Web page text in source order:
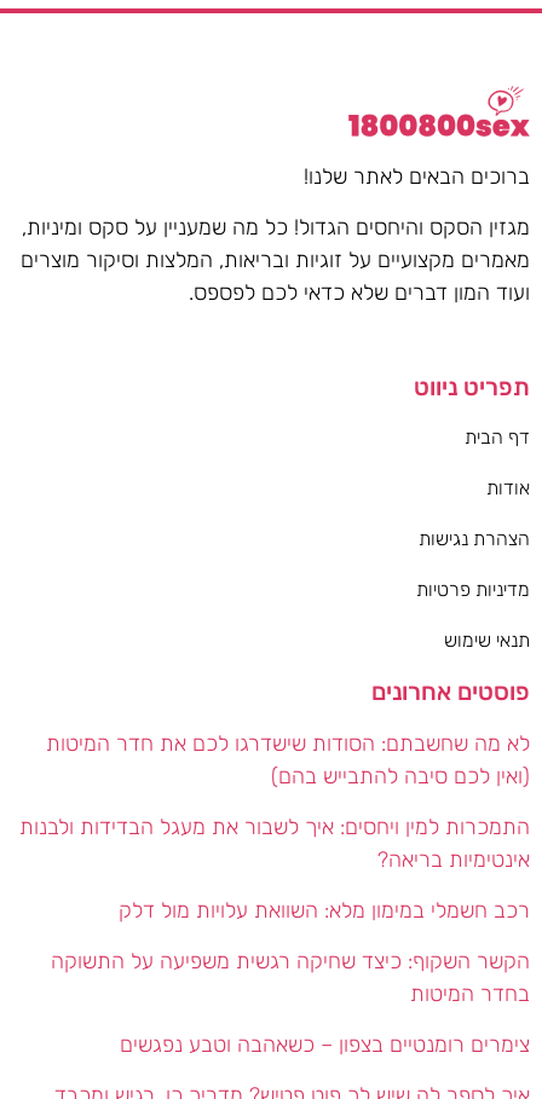
ברוכים הבאים לאתר שלנו!
מגזין הסקס והיחסים הגדול! כל מה שמעניין על סקס ומיניות,
מאמרים מקצועיים על זוגיות ובריאות, המלצות וסיקור מוצרים
ועוד המון דברים שלא כדאי לכם לפספס.
תפריט ניווט
דף הבית
אודות
הצהרת נגישות
מדיניות פרטיות
תנאי שימוש
פוסטים אחרונים
לא מה שחשבתם: הסודות שישדרגו לכם את חדר המיטות
(ואין לכם סיבה להתבייש בהם)
התמכרות למין ויחסים: איך לשבור את מעגל הבדידות ולבנות
אינטימיות בריאה?
רכב חשמלי במימון מלא: השוואת עלויות מול דלק
הקשר השקוף: כיצד שחיקה רגשית משפיעה על התשוקה
בחדר המיטות
צימרים רומנטיים בצפון – כשאהבה וטבע נפגשים